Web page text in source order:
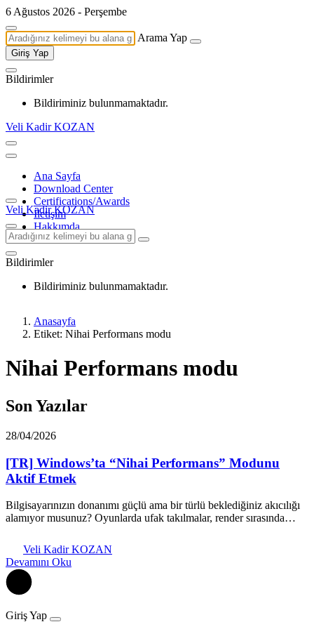
6 Ağustos 2026 - Perşembe
Arama Yap
Giriş Yap
Bildirimler
Bildiriminiz bulunmamaktadır.
Veli Kadir KOZAN
Ana Sayfa
Download Center
Certifications/Awards
İletişim
Hakkımda
Veli Kadir KOZAN
Bildirimler
Bildiriminiz bulunmamaktadır.
Anasayfa
Etiket: Nihai Performans modu
Nihai Performans modu
Son Yazılar
28/04/2026
[TR] Windows’ta “Nihai Performans” Modunu
Aktif Etmek
Bilgisayarınızın donanımı güçlü ama bir türlü beklediğiniz akıcılığı
alamıyor musunuz? Oyunlarda ufak takılmalar, render sırasında…
Veli Kadir KOZAN
Devamını Oku
Giriş Yap